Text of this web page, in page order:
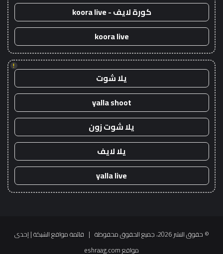
كورة لايف - koora live
koora live
!
يلا شوت
yalla shoot
يلا شوت زون
يلا لايف
yalla live
© حقوق النشر 2026، جميع الحقوق محفوظة | قائمة مواقع الشبكة| إحدى
مواقعeshraag.com